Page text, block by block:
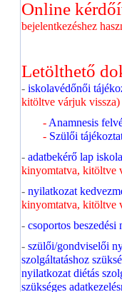
Online
bejelentkezéshez
Letölthető
-iskolavédőnői
kitöltve várjuk vissza)
- Anamnesis
- Szülői
-adatbekérő lap
kinyomtatva, kitöltve
-nyilatkozat
kinyomtatva, kitöltve
-csoportos beszedési
-szülői/gondviselői
szolgáltatáshoz
nyilatkozat diétás
szükséges